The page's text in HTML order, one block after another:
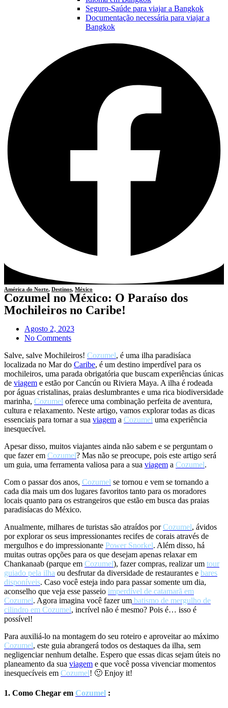
Seguro-Saúde para viajar a Bangkok
Documentação necessária para viajar a
Bangkok
América do Norte, Destinos, México
Cozumel no México: O Paraíso dos
Mochileiros no Caribe!
Agosto 2, 2023
No Comments
Salve, salve Mochileiros! Cozumel, é uma ilha paradisíaca
localizada no Mar do Caribe, é um destino imperdível para os
mochileiros, uma parada obrigatória que buscam experiências únicas
de viagem e estão por Cancún ou Riviera Maya. A ilha é rodeada
por águas cristalinas, praias deslumbrantes e uma rica biodiversidade
marinha, Cozumel oferece uma combinação perfeita de aventura,
cultura e relaxamento. Neste artigo, vamos explorar todas as dicas
essenciais para tornar a sua viagem a Cozumel uma experiência
inesquecível.
Apesar disso, muitos viajantes ainda não sabem e se perguntam o
que fazer em Cozumel? Mas não se preocupe, pois este artigo será
um guia, uma ferramenta valiosa para a sua viagem a Cozumel.
Com o passar dos anos, Cozumel se tornou e vem se tornando a
cada dia mais um dos lugares favoritos tanto para os moradores
locais quanto para os estrangeiros que estão em busca das praias
paradisíacas do México.
Anualmente, milhares de turistas são atraídos porCozumel, ávidos
por explorar os seus impressionantes recifes de corais através de
mergulhos e do impressionante Power Snorkel. Além disso, há
muitas outras opções para os que desejam apenas relaxar em
Chankanaab (parque em Cozumel), fazer compras, realizar um tour
guiado pela ilha ou desfrutar da diversidade de restaurantes e bares
disponíveis. Caso você esteja indo para passar somente um dia,
aconselho que veja esse passeio imperdível de catamarã em
Cozumel. Agora imagina você fazer um batismo de mergulho de
cilindro em Cozumel, incrível não é mesmo? Pois é… isso é
possível!
Para auxiliá-lo na montagem do seu roteiro e aproveitar ao máximo
Cozumel, este guia abrangerá todos os destaques da ilha, sem
negligenciar nenhum detalhe. Espero que essas dicas sejam úteis no
planeamento da sua viagem e que você possa vivenciar momentos
inesquecíveis em Cozumel! 🙂 Enjoy it!
1. Como Chegar em Cozumel :